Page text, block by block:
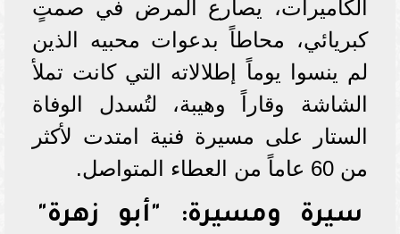
الكاميرات، يصارع المرض في صمتٍ
كبريائي، محاطاً بدعوات محبيه الذين
لم ينسوا يوماً إطلالاته التي كانت تملأ
الشاشة وقاراً وهيبة، لتُسدل الوفاة
الستار على مسيرة فنية امتدت لأكثر
من 60 عاماً من العطاء المتواصل.
سيرة ومسيرة: "أبو زهرة"